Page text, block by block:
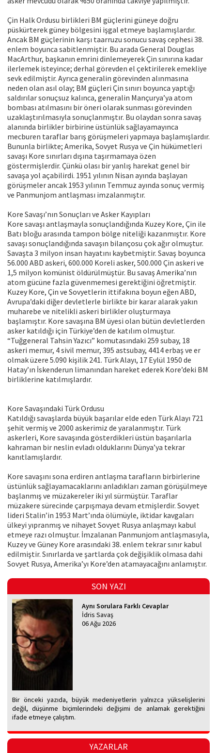
Çin Halk Ordusu birlikleri BM güçlerini güneye doğru
püskürterek güney bölgesini işgal etmeye başlamışlardır.
Ancak BM güçlerinin karşı taarruzu sonucu savaş cephesi 38.
enlem boyunca sabitlenmiştir. Bu arada General Douglas
MacArthur, başkanın emrini dinlemeyerek Çin sınırına kadar
ilerlemek isteyince; derhal görevden el çektirilerek emekliye
sevk edilmiştir. Ayrıca generalin görevinden alınmasına
neden olan asıl olay; BM güçleri Çin sınırı boyunca yaptığı
saldırılar sonuçsuz kalınca, generalin Mançurya’ya atom
bombası atılmasını bir öneri olarak sunması görevinden
uzaklaştırılmasıyla sonuçlanmıştır. Bu olaydan sonra savaş
alanında birlikler birbirine üstünlük sağlayamayınca
mecburen taraflar barış görüşmeleri yapmaya başlamışlardır.
Bununla birlikte; Amerika, Sovyet Rusya ve Çin hükümetleri
savaşı Kore sınırları dışına taşırmamaya özen
göstermişlerdir. Çünkü olası bir yanlış harekat genel bir
savaşa yol açabilirdi. 1951 yılının Nisan ayında başlayan
görüşmeler ancak 1953 yılının Temmuz ayında sonuç vermiş
ve Panmunjom antlaşması imzalanmıştır.
Kore Savaşı’nın Sonuçları ve Asker Kayıpları
Kore savaşı antlaşmayla sonuçlandığında Kuzey Kore, Çin ile
Batı bloğu arasında tampon bölge niteliği kazanmıştır. Kore
savaşı sonuçlandığında savaşın bilançosu çok ağır olmuştur.
Savaşta 3 milyon insan hayatını kaybetmiştir. Savaş boyunca
56.000 ABD askeri, 600.000 Koreli asker, 500.000 Çin askeri ve
1,5 milyon komünist öldürülmüştür. Bu savaş Amerika’nın
atom gücüne fazla güvenmemesi gerektiğini öğretmiştir.
Kuzey Kore, Çin ve Sovyetlerin ittifakına boyun eğen ABD,
Avrupa’daki diğer devletlerle birlikte bir karar alarak yakın
muharebe ve nitelikli askeri birlikler oluşturmaya
başlamıştır. Kore savaşına BM üyesi olan bütün devletlerden
asker katıldığı için Türkiye’den de katılım olmuştur.
“Tuğgeneral Tahsin Yazıcı” komutasındaki 259 subay, 18
askeri memur, 4 sivil memur, 395 astsubay, 4414 erbaş ve er
olmak üzere 5.090 kişilik 241. Türk Alayı, 17 Eylül 1950 de
Hatay’ın İskenderun limanından hareket ederek Kore’deki BM
birliklerine katılmışlardır.
Kore Savaşındaki Türk Ordusu
Katıldığı savaşlarda büyük başarılar elde eden Türk Alayı 721
şehit vermiş ve 2000 askerimiz de yaralanmıştır. Türk
askerleri, Kore savaşında gösterdikleri üstün başarılarla
kahraman bir neslin evladı olduklarını Dünya’ya tekrar
kanıtlamışlardır.
Kore savaşını sona erdiren antlaşma tarafların birbirlerine
üstünlük sağlayamacaklarını anladıkları zaman görüşülmeye
başlanmış ve müzakereler iki yıl sürmüştür. Taraflar
müzakere sürecinde çarpışmaya devam etmişlerdir. Sovyet
lideri Stalin’in 1953 Mart’ında ölümüyle, iktidar kavgaları
ülkeyi yıpranmış ve nihayet Sovyet Rusya anlaşmayı kabul
etmeye razı olmuştur. İmzalanan Panmunjom antlaşmasıyla,
Kuzey ve Güney Kore arasındaki 38. enlem tekrar sınır kabul
edilmiştir. Sınırlarda ve şartlarda çok değişiklik olmasa dahi
Sovyet Rusya, Amerika’yı Kore’den atamayacağını anlamıştır.
SON YAZI
Aynı Sorulara Farklı Cevaplar
İdris Savaş
06 Ağu 2026
Bir önceki yazıda, büyük medeniyetlerin yalnızca yükselişlerini
değil, düşünme biçimlerindeki değişimi de anlamak gerektiğini
ifade etmeye çalıştım.
YAZARLAR